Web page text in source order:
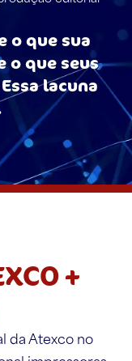
o que sua
o que seus
lacuna
+
da Atexco no